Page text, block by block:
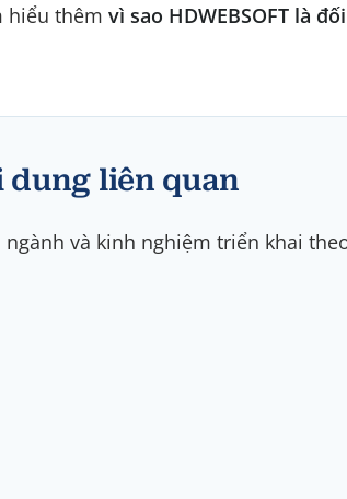
hiểu thêm vì sao HDWEBSOFT là
dung liên quan
và kinh nghiệm triển khai